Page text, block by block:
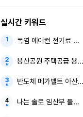
실시간 키워드
폭염 에어컨 전기료 폭탄
용산공원 주택공급 용산
반도체 메가벨트 아산
나는 솔로 임산부 둘째